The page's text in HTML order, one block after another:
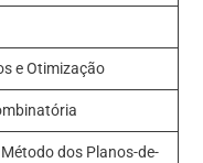
e Otimização
dos Planos-de-